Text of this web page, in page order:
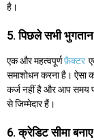
है।
5. पिछले सभी
एक और महत्वपूर्णफ़ैक्टर
समाशोधन करना है। ऐसा
कर्ज नहीं है और आप समय
से जिम्मेदार हैं।
6. क्रेडिट सीमा